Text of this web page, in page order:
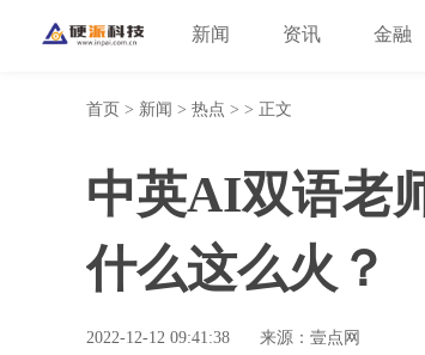
新闻 资讯 金融
首页 > 新闻 > 热点 > > 正文
中英AI双语老
什么这么火？
2022-12-12 09:41:38 来源：壹点网